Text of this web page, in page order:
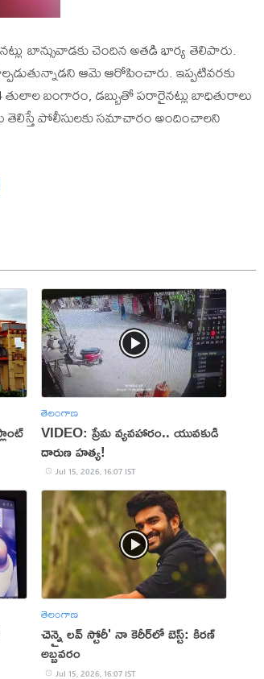
బాన్సువాడకు చెందిన అతడి భార్య తెలిపారు.
ఆమె ఆరోపించారు. ఇప్పటివరకు
తులాల బంగారం, డబ్బుతో పరారైనట్లు బాధితురాలు
పోలీసులకు సమాచారం అందించాలని
తెలంగాణ
VIDEO: ప్రేమ వ్యవహారం.. యువకుడి
దారుణ హత్య!
Jul 15, 2026, 16:07 IST
తెలంగాణ
చెన్నై లవ్ స్టోరీ' నా కెరీర్‌లో బెస్ట్: కిరణ్
అబ్బవరం
Jul 15, 2026, 16:07 IST